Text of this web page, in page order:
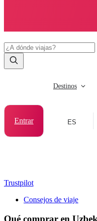
Destinos
Entrar ES
Trustpilot
Consejos de viaje
Qué comprar en